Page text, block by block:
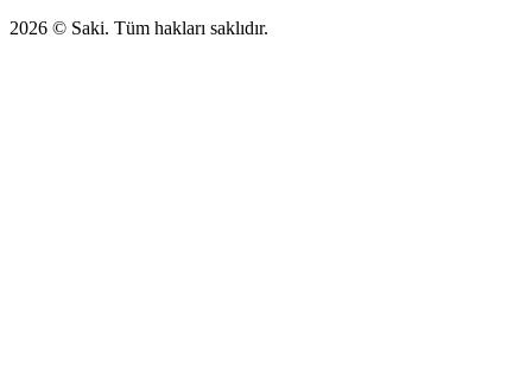
2026 © Saki. Tüm hakları saklıdır.